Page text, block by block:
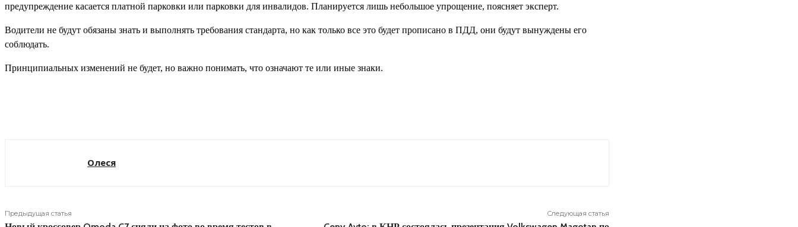
предупреждение касается платной парковки или парковки для инвалидов. Планируется лишь небольшое упрощение, поясняет эксперт.
Водители не будут обязаны знать и выполнять требования стандарта, но как только все это будет прописано в ПДД, они будут вынуждены его
соблюдать.
Принципиальных изменений не будет, но важно понимать, что означают те или иные знаки.
Олеся
Предыдущая статья Следующая статья